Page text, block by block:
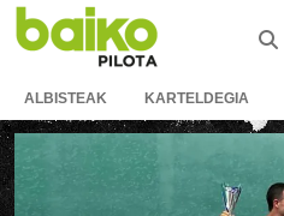
ALBISTEAK KARTELDEGIA